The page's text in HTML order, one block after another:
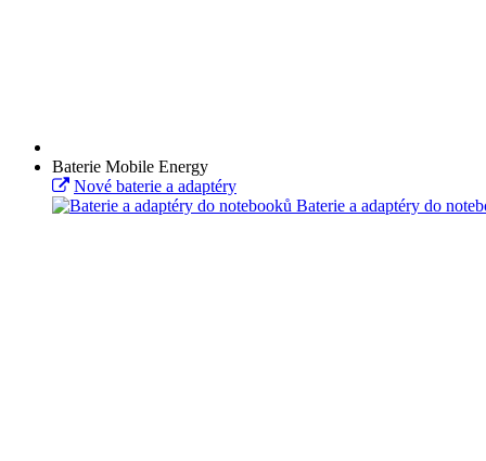
Baterie Mobile Energy
Nové baterie a adaptéry
Baterie a adaptéry do